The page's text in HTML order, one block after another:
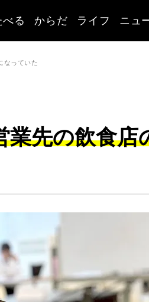
べる からだ ライフ ニュ
なっていた
先の飲食店